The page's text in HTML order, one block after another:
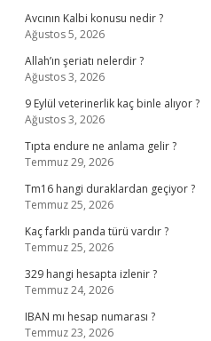
Avcının Kalbi konusu nedir ?
Ağustos 5, 2026
Allah’ın şeriatı nelerdir ?
Ağustos 3, 2026
9 Eylül veterinerlik kaç binle alıyor ?
Ağustos 3, 2026
Tıpta endure ne anlama gelir ?
Temmuz 29, 2026
Tm16 hangi duraklardan geçiyor ?
Temmuz 25, 2026
Kaç farklı panda türü vardır ?
Temmuz 25, 2026
329 hangi hesapta izlenir ?
Temmuz 24, 2026
IBAN mı hesap numarası ?
Temmuz 23, 2026